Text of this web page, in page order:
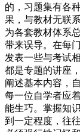
的，习题集有各
果，与教材无联
为各套教材体系
带来误导。在每
发表一些与考试
都是专题的讲座
阐述基本内容，
每一位自学者应
能生巧。掌握知
到一定程度，往